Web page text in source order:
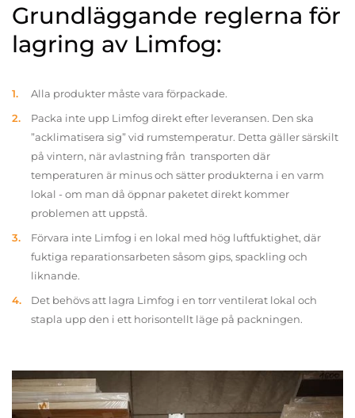
Grundläggande reglerna för
lagring av Limfog:
Alla produkter måste vara förpackade.
Packa inte upp Limfog direkt efter leveransen. Den ska
”acklimatisera sig” vid rumstemperatur. Detta gäller särskilt
på vintern, när avlastning från transporten där
temperaturen är minus och sätter produkterna i en varm
lokal - om man då öppnar paketet direkt kommer
problemen att uppstå.
Förvara inte Limfog i en lokal med hög luftfuktighet, där
fuktiga reparationsarbeten såsom gips, spackling och
liknande.
Det behövs att lagra Limfog i en torr ventilerat lokal och
stapla upp den i ett horisontellt läge på packningen.